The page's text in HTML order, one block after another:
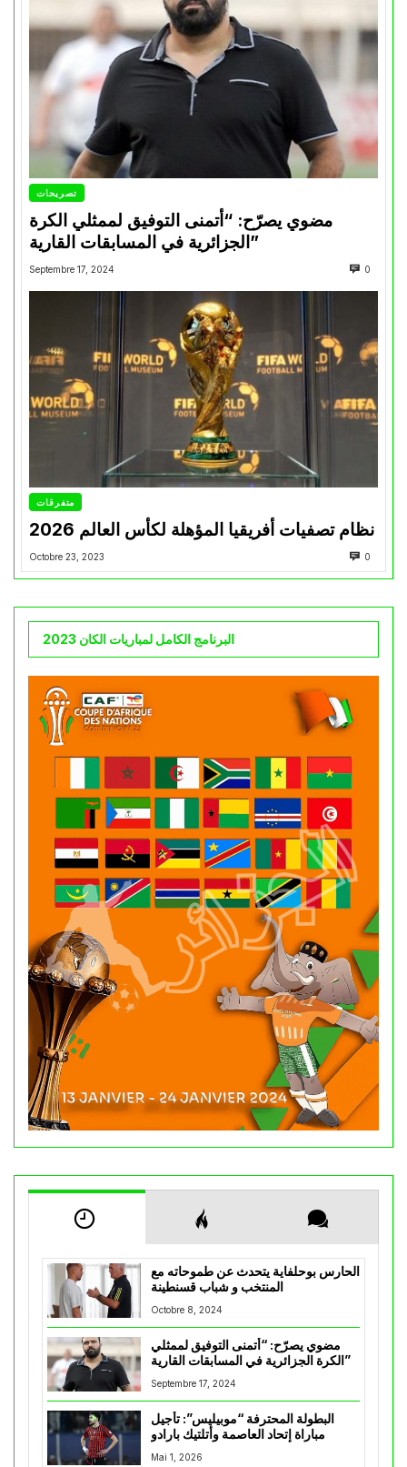
تصريحات
مضوي يصرّح: “أتمنى التوفيق لممثلي الكرة
الجزائرية في المسابقات القارية”
Septembre 17, 2024 0
متفرقات
نظام تصفيات أفريقيا المؤهلة لكأس العالم 2026
Octobre 23, 2023 0
البرنامج الكامل لمباريات الكان 2023
الحارس بوحلفاية يتحدث عن طموحاته مع
المنتخب و شباب قسنطينة
Octobre 8, 2024
مضوي يصرّح: “أتمنى التوفيق لممثلي
الكرة الجزائرية في المسابقات القارية”
Septembre 17, 2024
البطولة المحترفة “موبيليس”: تأجيل
مباراة إتحاد العاصمة وأتلتيك بارادو
Mai 1, 2026